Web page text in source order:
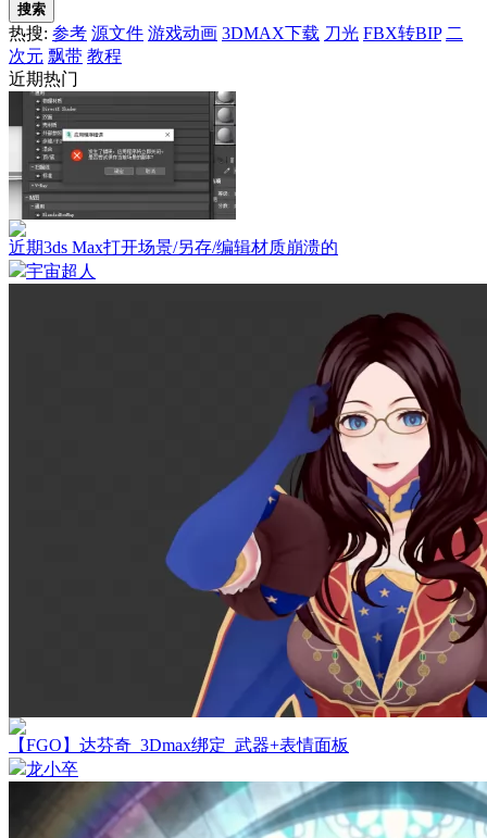
搜索
热搜: 参考 源文件 游戏动画 3DMAX下载 刀光 FBX转BIP 二
次元 飘带 教程
近期热门
近期3ds Max打开场景/另存/编辑材质崩溃的
宇宙超人
【FGO】达芬奇_3Dmax绑定_武器+表情面板
龙小卒